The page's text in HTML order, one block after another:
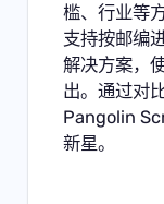
槛、行业等
支持按邮编
解决方案，
出。通过对
Pangolin
新星。